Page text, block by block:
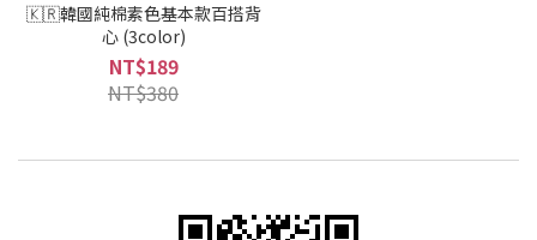
🇰🇷韓國純棉素色基本款百搭背
心 (3color)
NT$189
NT$380